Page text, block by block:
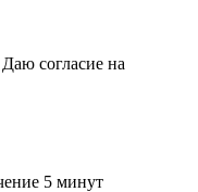
согласие на
5 минут